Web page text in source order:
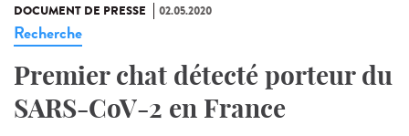
DOCUMENT DE PRESSE 02.05.2020
Recherche
Premier chat détecté porteur du
SARS-CoV-2 en France